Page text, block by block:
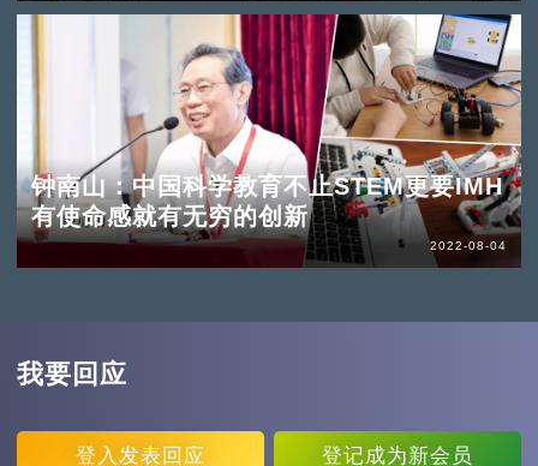
钟南山：中国科学教育不止STEM更要IMH
有使命感就有无穷的创新
2022-08-04
我要回应
登入 发表回应 登记成为新会员